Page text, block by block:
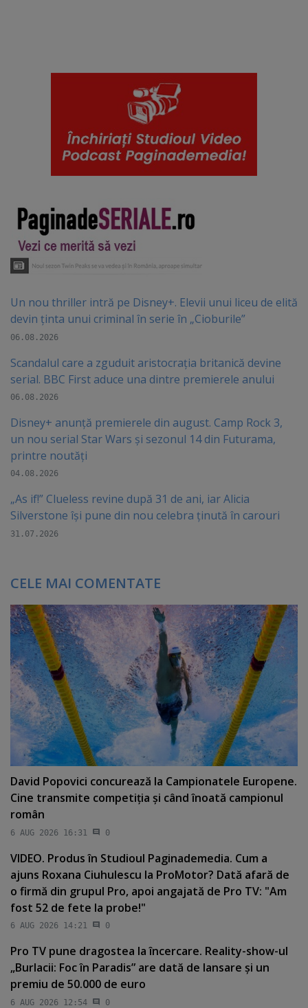
Un nou thriller intră pe Disney+. Elevii unui liceu de elită
devin ținta unui criminal în serie în „Cioburile”
06.08.2026
Scandalul care a zguduit aristocrația britanică devine
serial. BBC First aduce una dintre premierele anului
06.08.2026
Disney+ anunță premierele din august. Camp Rock 3,
un nou serial Star Wars și sezonul 14 din Futurama,
printre noutăți
04.08.2026
„As if!” Clueless revine după 31 de ani, iar Alicia
Silverstone își pune din nou celebra ținută în carouri
31.07.2026
CELE MAI COMENTATE
David Popovici concurează la Campionatele Europene.
Cine transmite competiţia şi când înoată campionul
român
6 AUG 2026 16:31 0
VIDEO. Produs în Studioul Paginademedia. Cum a
ajuns Roxana Ciuhulescu la ProMotor? Dată afară de
o firmă din grupul Pro, apoi angajată de Pro TV: "Am
fost 52 de fete la probe!"
6 AUG 2026 14:21 0
Pro TV pune dragostea la încercare. Reality-show-ul
„Burlacii: Foc în Paradis” are dată de lansare şi un
premiu de 50.000 de euro
6 AUG 2026 12:54 0